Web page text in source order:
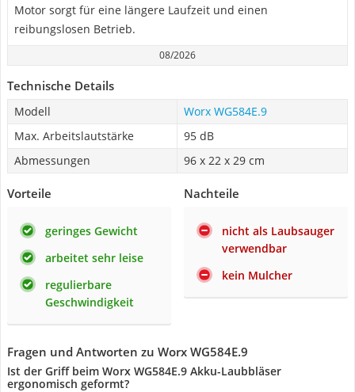
Motor sorgt für eine längere Laufzeit und einen
reibungslosen Betrieb.
08/2026
Technische Details
Modell
Worx WG584E.9
Max. Arbeitslautstärke
95 dB
Abmessungen
96 x 22 x 29 cm
Vorteile
geringes Gewicht
arbeitet sehr leise
regulierbare
Geschwindigkeit
Nachteile
nicht als Laubsauger
verwendbar
kein Mulcher
Fragen und Antworten zu Worx WG584E.9
Ist der Griff beim Worx WG584E.9 Akku-Laubbläser
ergonomisch geformt?